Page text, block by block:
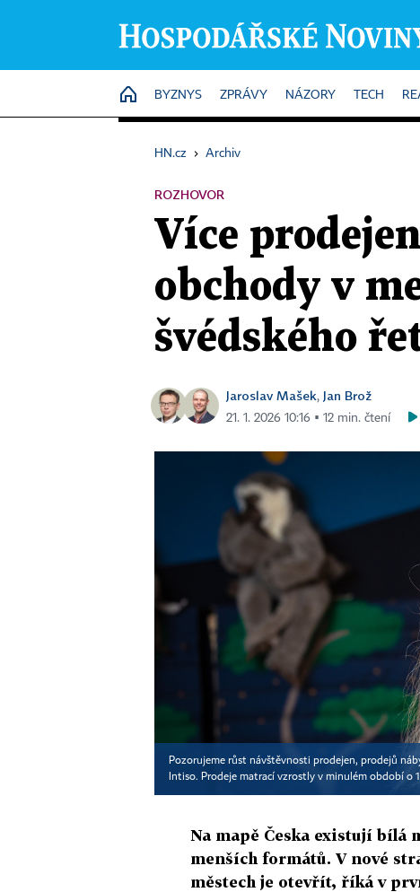
HOME
BYZNYS ZPRÁVY NÁZORY TECH
HN.cz › Archiv
ROZHOVOR
Více
obchody v
švédského
Jaroslav Mašek, Jan Brož
21. 1. 2026 10:16 ▪ 12 min. čtení
Pozorujeme růst návštěvnosti prodejen, prodejů
Intiso. Prodeje matrací vzrostly v minulém období o
Na mapě Česka existují
menších formátů. V nové
městech je otevřít, říká v